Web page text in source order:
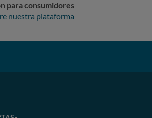
para consumidores
nuestra plataforma